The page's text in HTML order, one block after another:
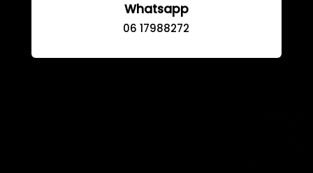
Whatsapp
06 17988272